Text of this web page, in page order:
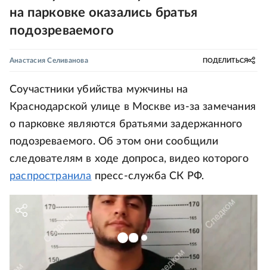
на парковке оказались братья
подозреваемого
Анастасия Селиванова ПОДЕЛИТЬСЯ
Соучастники убийства мужчины на
Краснодарской улице в Москве из-за замечания
о парковке являются братьями задержанного
подозреваемого. Об этом они сообщили
следователям в ходе допроса, видео которого
распространила пресс-служба СК РФ.